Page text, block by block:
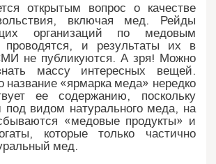
открытым вопрос о качестве
включая мед. Рейды
организаций по медовым
проводятся, и результаты их в
не публикуются. А зря! Можно
массу интересных вещей.
название «ярмарка меда» нередко
ее содержанию, поскольку
под видом натурального меда, на
«медовые продукты» и
которые только частично
мед.